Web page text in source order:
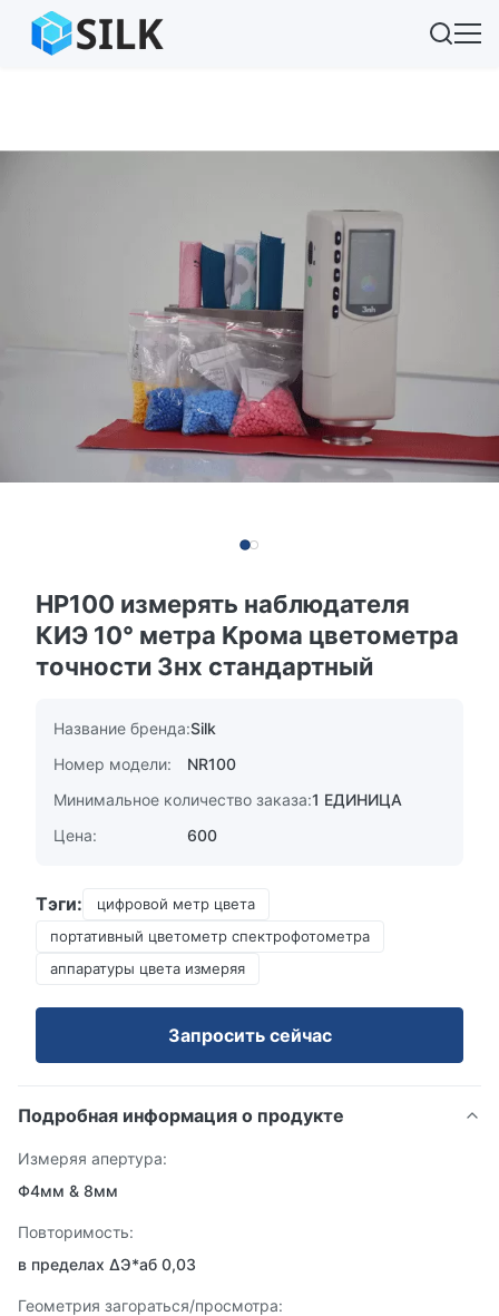
НР100 измерять наблюдателя
КИЭ 10° метра Kрома цветометра
точности 3нх стандартный
Название бренда:Silk
Номер модели:
NR100
Минимальное количество заказа:1 ЕДИНИЦА
Цена:
600
Тэги:
цифровой метр цвета
портативный цветометр спектрофотометра
аппаратуры цвета измеряя
Запросить сейчас
Подробная информация о продукте
Измеряя апертура:
Φ4мм & 8мм
Повторимость:
в пределах ΔЭ*аб 0,03
Геометрия загораться/просмотра: